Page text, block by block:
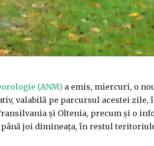
(ANM) a emis, miercuri, o
valabilă pe parcursul acestei zile,
şi Oltenia, precum şi o
joi dimineaţa, în restul